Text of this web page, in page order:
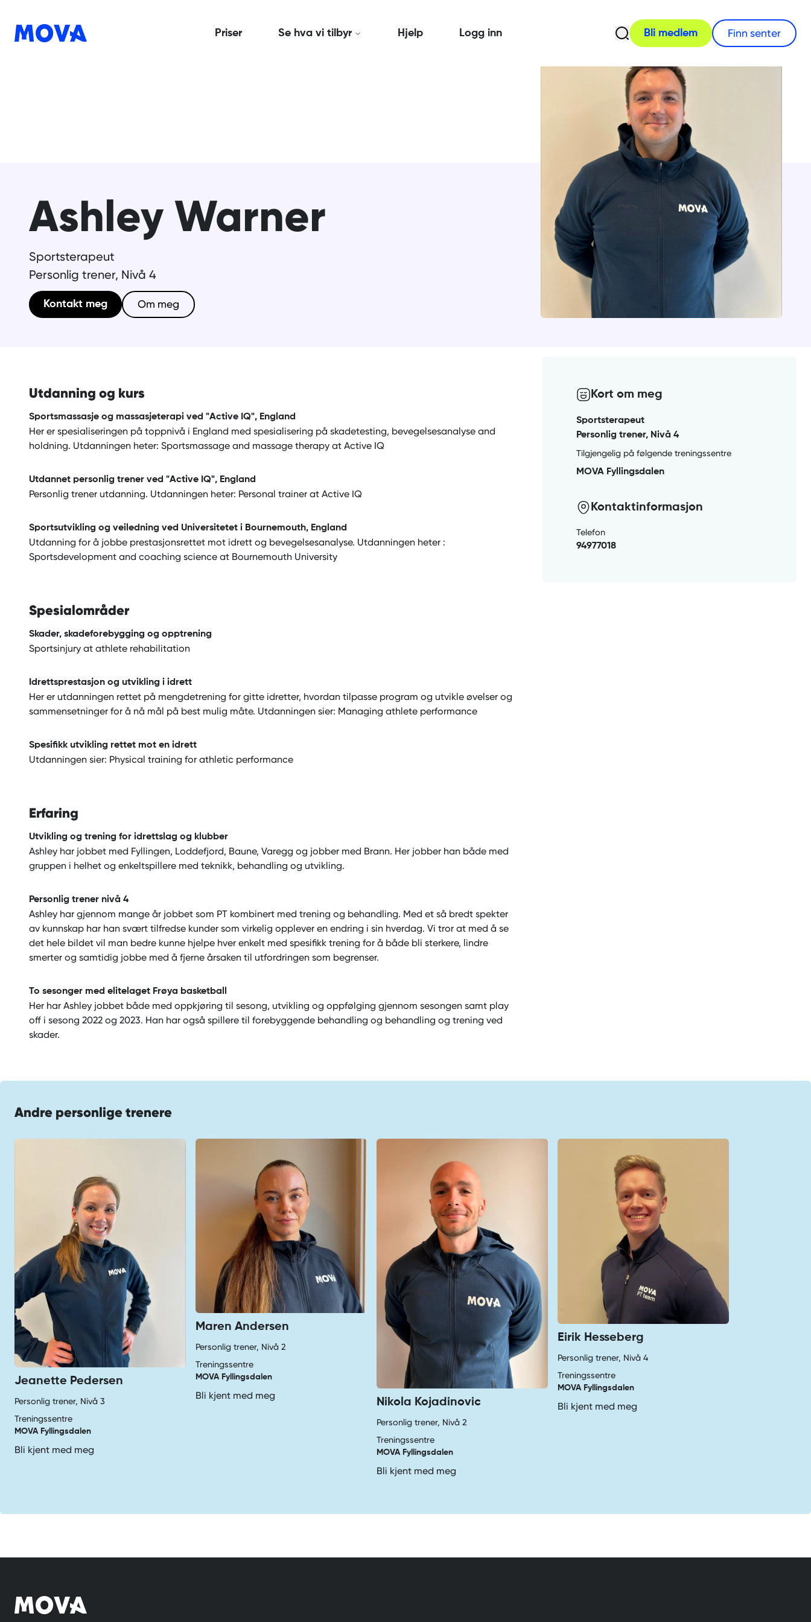
Priser Se hva vi tilbyr Hjelp Logg inn Åpne søkBli medlem Finn senter
Ashley Warner
Sportsterapeut
Personlig trener, Nivå 4
Kontakt meg Om meg
Utdanning og kurs
Sportsmassasje og massasjeterapi ved "Active IQ", England
Her er spesialiseringen på toppnivå i England med spesialisering på skadetesting, bevegelsesanalyse and
holdning. Utdanningen heter: Sportsmassage and massage therapy at Active IQ
Utdannet personlig trener ved "Active IQ", England
Personlig trener utdanning. Utdanningen heter: Personal trainer at Active IQ
Sportsutvikling og veiledning ved Universitetet i Bournemouth, England
Utdanning for å jobbe prestasjonsrettet mot idrett og bevegelsesanalyse. Utdanningen heter :
Sportsdevelopment and coaching science at Bournemouth University
Spesialområder
Skader, skadeforebygging og opptrening
Sportsinjury at athlete rehabilitation
Idrettsprestasjon og utvikling i idrett
Her er utdanningen rettet på mengdetrening for gitte idretter, hvordan tilpasse program og utvikle øvelser og
sammensetninger for å nå mål på best mulig måte. Utdanningen sier: Managing athlete performance
Spesifikk utvikling rettet mot en idrett
Utdanningen sier: Physical training for athletic performance
Erfaring
Utvikling og trening for idrettslag og klubber
Ashley har jobbet med Fyllingen, Loddefjord, Baune, Varegg og jobber med Brann. Her jobber han både med
gruppen i helhet og enkeltspillere med teknikk, behandling og utvikling.
Personlig trener nivå 4
Ashley har gjennom mange år jobbet som PT kombinert med trening og behandling. Med et så bredt spekter
av kunnskap har han svært tilfredse kunder som virkelig opplever en endring i sin hverdag. Vi tror at med å se
det hele bildet vil man bedre kunne hjelpe hver enkelt med spesifikk trening for å både bli sterkere, lindre
smerter og samtidig jobbe med å fjerne årsaken til utfordringen som begrenser.
To sesonger med elitelaget Frøya basketball
Her har Ashley jobbet både med oppkjøring til sesong, utvikling og oppfølging gjennom sesongen samt play
off i sesong 2022 og 2023. Han har også spillere til forebyggende behandling og behandling og trening ved
skader.
Kort om meg
Sportsterapeut
Personlig trener, Nivå 4
Tilgjengelig på følgende treningssentre
MOVA Fyllingsdalen
Kontaktinformasjon
Telefon
94977018
Andre personlige trenere
Jeanette Pedersen
Personlig trener, Nivå 3
Treningssentre
MOVA Fyllingsdalen
Bli kjent med meg
Maren Andersen
Personlig trener, Nivå 2
Treningssentre
MOVA Fyllingsdalen
Bli kjent med meg
Nikola Kojadinovic
Personlig trener, Nivå 2
Treningssentre
MOVA Fyllingsdalen
Bli kjent med meg
Eirik Hesseberg
Personlig trener, Nivå 4
Treningssentre
MOVA Fyllingsdalen
Bli kjent med meg